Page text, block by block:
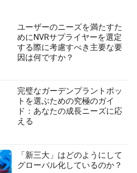
ユーザーのニーズを満たすた
めにNVRサプライヤーを選定
する際に考慮すべき主要な要
因は何ですか？
完璧なガーデンプラントポッ
トを選ぶための究極のガイ
ド：あなたの成長ニーズに応
える
「新三大」はどのようにして
グローバル化しているのか？